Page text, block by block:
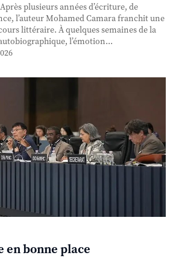
plusieurs années d’écriture, de
l’auteur Mohamed Camara franchit une
littéraire. À quelques semaines de la
l’émotion...
en bonne place